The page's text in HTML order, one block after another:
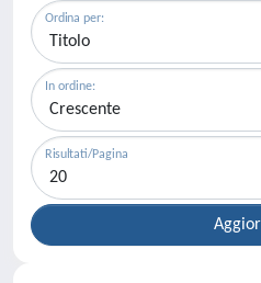
Ordina per:
In ordine:
Risultati/Pagina